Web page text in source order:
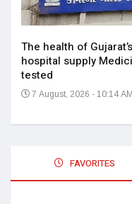
The health of
hospital supply
tested
7 August, 2026 - 10:14 AM
FAVORITES